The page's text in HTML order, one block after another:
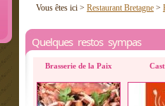
Vous êtes ici > Restaurant Bretagne >
Quelques restos sympas
Brasserie de la Paix